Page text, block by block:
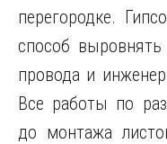
перегородке.
способ
провода и
Все работы по
до монтажа